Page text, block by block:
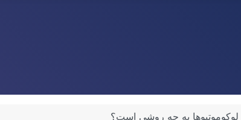
لوکوموتیوها به چه روشی است؟